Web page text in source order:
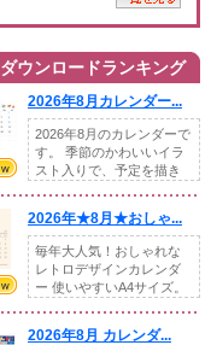
ダウンロードランキング
2026年8月カレンダー...
2026年8月のカレンダーで
す。 季節のかわいいイラ
スト入りで、予定を描き
2026年★8月★おしゃ...
毎年大人気！おしゃれな
レトロデザインカレンダ
ー 使いやすいA4サイズ。
2026年8月 カレンダ...